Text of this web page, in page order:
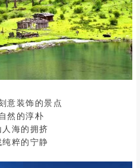
意装饰的景点
然的淳朴
海的拥挤
纯粹的宁静